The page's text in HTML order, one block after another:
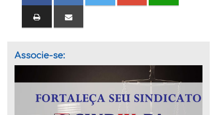
Associe-se: